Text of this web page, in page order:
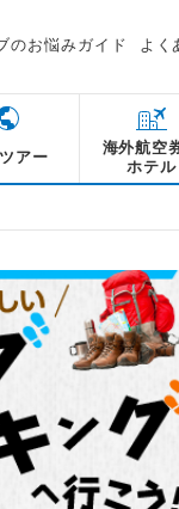
のお悩みガイド よく
アー
海外航空
ホテル